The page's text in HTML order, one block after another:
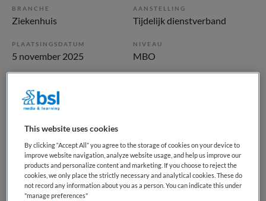
BRANCHE
Ziekenhuis
AANSTELLING
Tijdelijk dienstverband
PLAATSINGSDATUM
5 november 2025
NIVEAU
MBO
Ervaren
Vacature niet beschikbaar
Deze vacature Helpende bij Isala is niet meer actueel.
Hieronder staan enkele vergelijkbare vacatures die voor u
wellicht interessant zijn.
This website uses cookies
By clicking “Accept All” you agree to the storage of cookies on your device to
improve website navigation, analyze website usage, and help us improve our
products and personalize content and marketing. If you choose to reject the
cookies, we only place the strictly necessary and analytical cookies. These do
not record any information about you as a person. You can indicate this under
"manage preferences"